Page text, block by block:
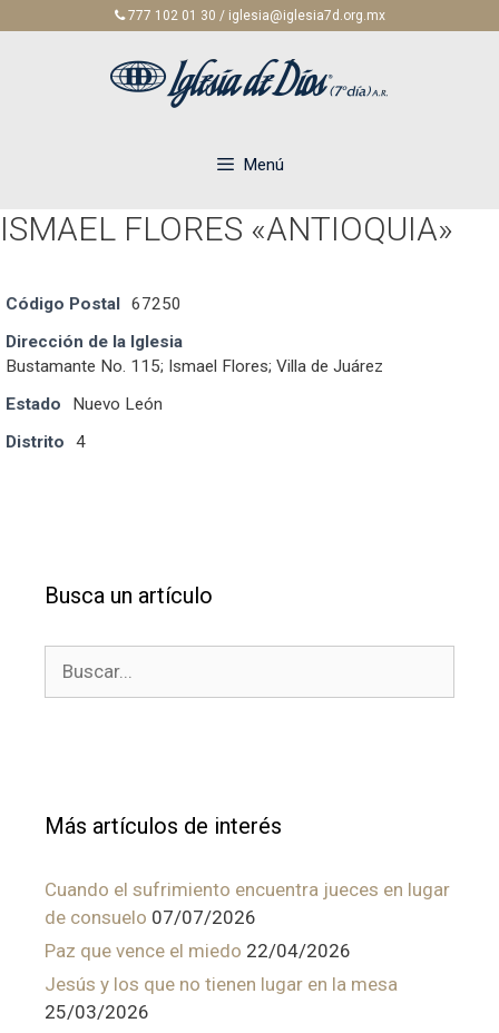
777 102 01 30 / iglesia@iglesia7d.org.mx
Menú
ISMAEL FLORES «ANTIOQUIA»
Código Postal 67250
Dirección de la Iglesia
Bustamante No. 115; Ismael Flores; Villa de Juárez
Estado
Nuevo León
Distrito
4
Busca un artículo
Más artículos de interés
Cuando el sufrimiento encuentra jueces en lugar
de consuelo 07/07/2026
Paz que vence el miedo 22/04/2026
Jesús y los que no tienen lugar en la mesa
25/03/2026